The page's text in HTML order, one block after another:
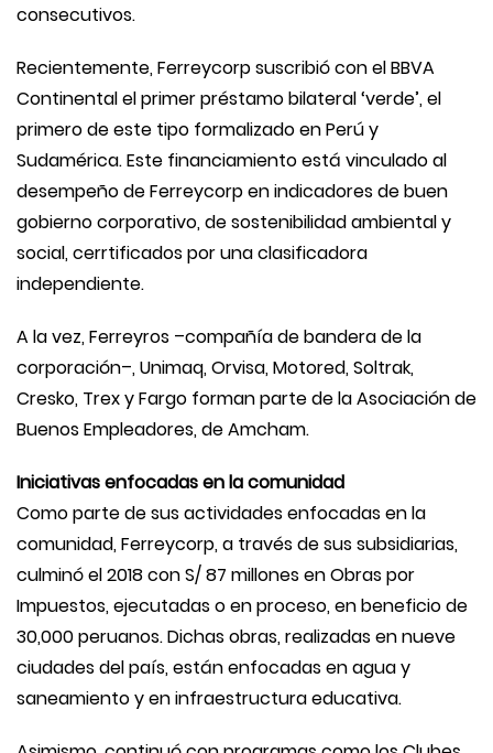
consecutivos.
Recientemente, Ferreycorp suscribió con el BBVA
Continental el primer préstamo bilateral ‘verde’, el
primero de este tipo formalizado en Perú y
Sudamérica. Este financiamiento está vinculado al
desempeño de Ferreycorp en indicadores de buen
gobierno corporativo, de sostenibilidad ambiental y
social, cerrtificados por una clasificadora
independiente.
A la vez, Ferreyros –compañía de bandera de la
corporación–, Unimaq, Orvisa, Motored, Soltrak,
Cresko, Trex y Fargo forman parte de la Asociación de
Buenos Empleadores, de Amcham.
Iniciativas enfocadas en la comunidad
Como parte de sus actividades enfocadas en la
comunidad, Ferreycorp, a través de sus subsidiarias,
culminó el 2018 con S/ 87 millones en Obras por
Impuestos, ejecutadas o en proceso, en beneficio de
30,000 peruanos. Dichas obras, realizadas en nueve
ciudades del país, están enfocadas en agua y
saneamiento y en infraestructura educativa.